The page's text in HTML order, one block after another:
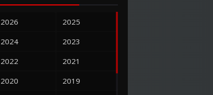
2026
2025
2024
2023
2022
2021
2020
2019